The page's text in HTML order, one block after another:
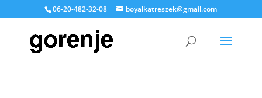
06-20-482-32-08 boyalkatreszek@gmail.com